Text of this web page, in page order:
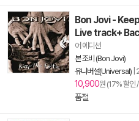
Bon Jovi -
Live track+
어 에디션
본 조비 (Bon Jovi)
유니버설(Universal)
10,900원 (17% 할인
품절